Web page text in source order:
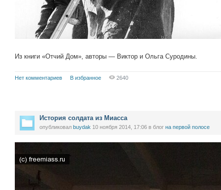
Из книги «Отчий Дом», авторы — Виктор и Ольга Суродины.
Нет комментариев В избранное 2640
История солдата из Миасса
опубликовал buydak 10 ноября 2014, 17:06 в блог на первой полосе